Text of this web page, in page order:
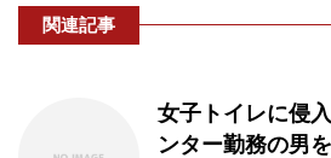
関連記事
女子トイレに侵
ンター勤務の男